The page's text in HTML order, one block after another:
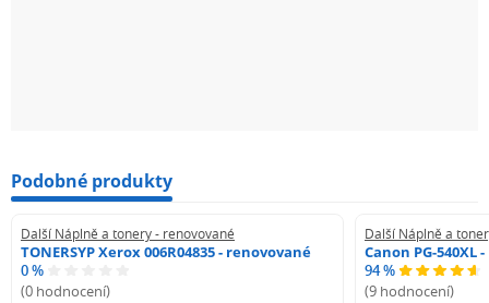
Podobné produkty
Další Náplně a tonery - renovované
TONERSYP Xerox 006R04835 - renovované
0 %
(0 hodnocení)
Další Náplně a
Canon PG-540XL
94 %
(9 hodnocení)